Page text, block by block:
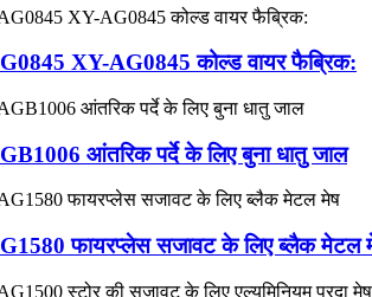
XY-AG0845 कोल्ड वायर फैब्रिक:
आंतरिक पर्दे के लिए बुना धातु जाल
फायरप्लेस सजावट के लिए ब्लैक मेटल